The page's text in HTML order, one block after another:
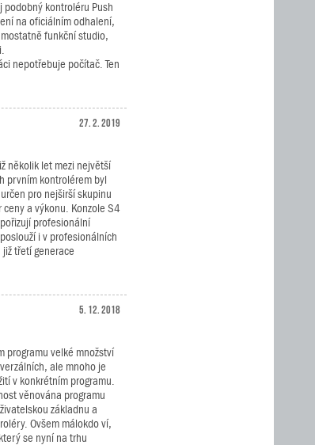
podobný kontroléru Push
na oficiálním odhalení,
funkční studio,
nepotřebuje počítač. Ten
27. 2. 2019
několik let mezi největší
prvním kontrolérem byl
určen pro nejširší skupinu
a výkonu. Konzole S4
profesionální
i v profesionálních
třetí generace
5. 12. 2018
programu velké množství
ale mnoho je
v konkrétním programu.
věnována programu
základnu a
Ovšem málokdo ví,
se nyní na trhu